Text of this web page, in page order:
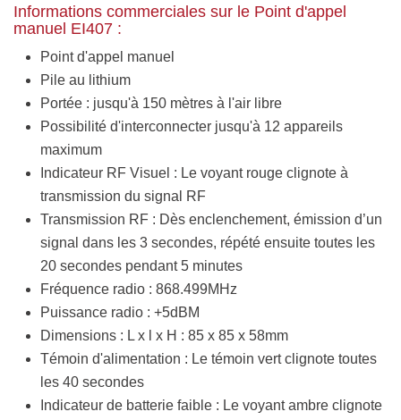
Informations commerciales sur le Point d'appel
manuel EI407 :
Point d'appel manuel
Pile au lithium
Portée : jusqu'à 150 mètres à l'air libre
Possibilité d'interconnecter jusqu'à 12 appareils
maximum
Indicateur RF Visuel : Le voyant rouge clignote à
transmission du signal RF
Transmission RF : Dès enclenchement, émission d’un
signal dans les 3 secondes, répété ensuite toutes les
20 secondes pendant 5 minutes
Fréquence radio : 868.499MHz
Puissance radio : +5dBM
Dimensions : L x l x H : 85 x 85 x 58mm
Témoin d'alimentation : Le témoin vert clignote toutes
les 40 secondes
Indicateur de batterie faible : Le voyant ambre clignote